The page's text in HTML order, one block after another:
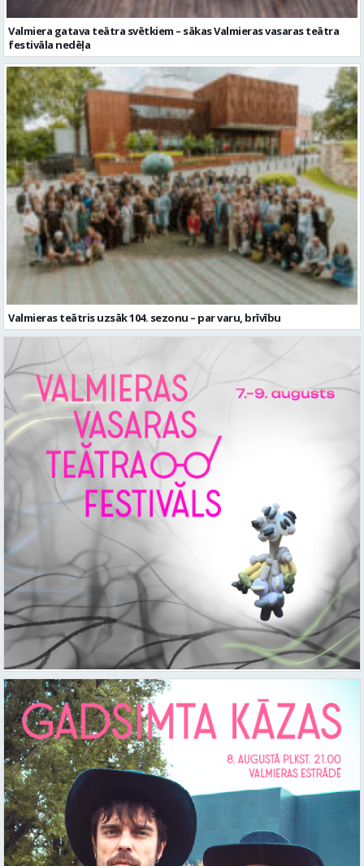
Valmiera gatava teātra svētkiem – sākas Valmieras vasaras teātra
festivāla nedēļa
Valmieras teātris uzsāk 104. sezonu – par varu, brīvību